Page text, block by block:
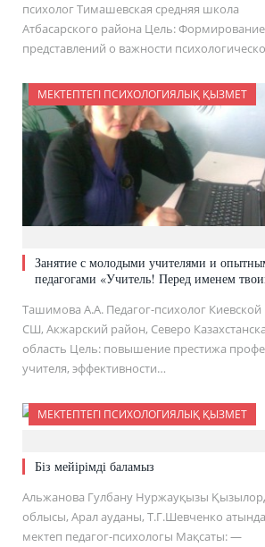
психолог Тимашевская средняя школа
Атбасарского района Цель: Формирование
представлений о важности
МЕКТЕПТЕГІ ПСИХОЛОГИЯЛЫҚ ҚЫЗМЕТ
Занятие с молодыми учителями и
педагогами «Учитель! Перед именем
Ташимова А.А. Педагог-психолог Киевской
СШ, Акжарский район, Северо
область Цель: повышение престижа
учителя, эффективности…
МЕКТЕПТЕГІ ПСИХОЛОГИЯЛЫҚ ҚЫЗМЕТ
Біз мейірімді баламыз
Альжанова Гулбану Нуржауқызы
облысы, Арал ауданы, Т.Г.Шевченко
мектеп педагог-психологы Мақсаты: —